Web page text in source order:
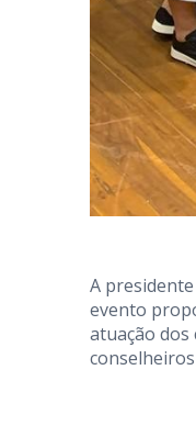
A
evento
atuação dos